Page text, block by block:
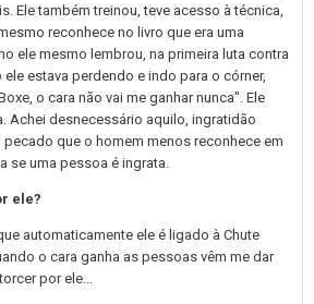
Ele também treinou, teve acesso à técnica,
reconhece no livro que era uma
ele mesmo lembrou, na primeira luta contra
ele estava perdendo e indo para o córner,
o cara não vai me ganhar nunca". Ele
Achei desnecessário aquilo, ingratidão
que o homem menos reconhece em
se uma pessoa é ingrata.
ele?
automaticamente ele é ligado à Chute
o cara ganha as pessoas vêm me dar
por ele...